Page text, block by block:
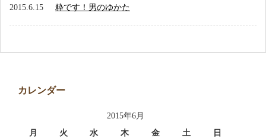
オンラインショップ
2015.6.15 粋です！男のゆかた
カレンダー
2015年6月
月
火 水 木 金 土
日